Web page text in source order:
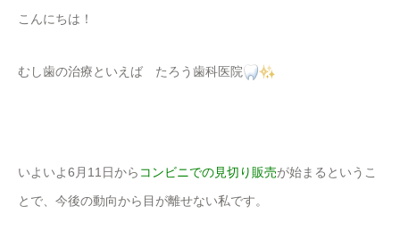
こんにちは！
むし歯の治療といえば たろう歯科医院
いよいよ6月11日から コンビニでの見切り販売が始まるというこ
とで、今後の動向から目が離せない私です。